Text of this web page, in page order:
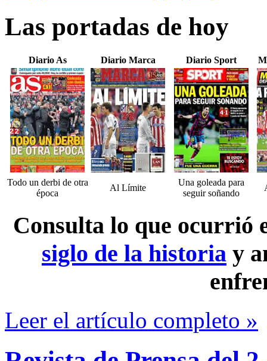
Las portadas de hoy
Diario As Diario Marca Diario Sport
Todo un derbi de otra
época
Al Límite
Una goleada para
seguir soñando
Consulta lo que ocurrió
siglo de la historia y
Leer el artículo completo »